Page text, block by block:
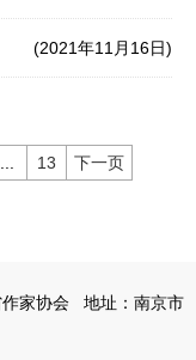
(2021年11月16日)
13 下一页
家协会
地址：南京市